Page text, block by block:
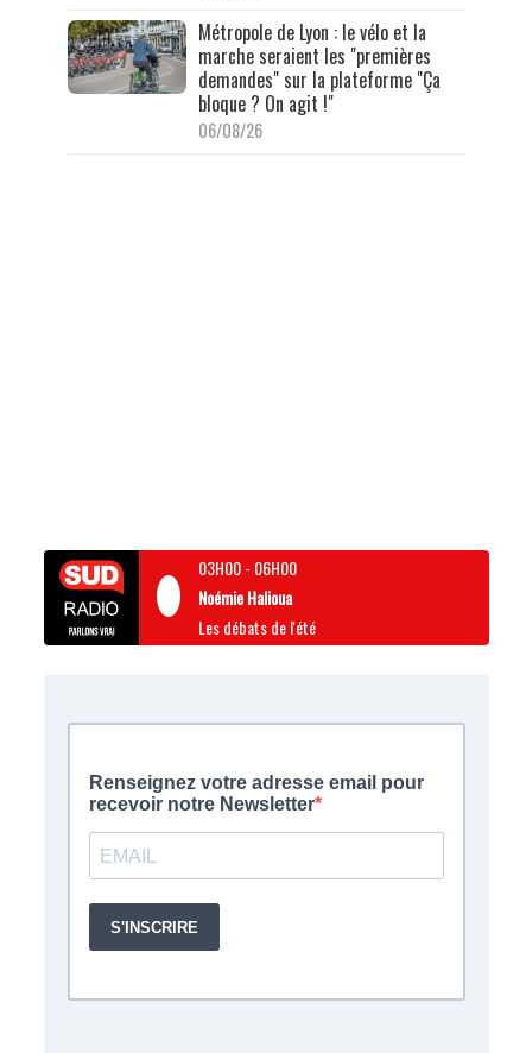
Métropole de Lyon : le vélo et la
marche seraient les "premières
demandes" sur la plateforme "Ça
bloque ? On agit !"
06/08/26
03H00- 06H00
Noémie Halioua
Les débats de l'été